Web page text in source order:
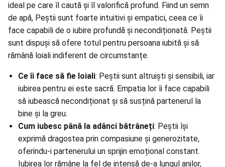
ideal pe care îl caută și îl valorifică profund. Fiind un semn
de apă, Peștii sunt foarte intuitivi și empatici, ceea ce îi
face capabili de o iubire profundă și necondiționată. Peștii
sunt dispuși să ofere totul pentru persoana iubită și să
rămână loiali indiferent de circumstanțe.
Ce îi face să fie loiali: Peștii sunt altruiști și sensibili, iar
iubirea pentru ei este sacră. Empatia lor îi face capabili
să iubească necondiționat și să susțină partenerul la
bine și la greu.
Cum iubesc până la adânci bătrâneți: Peștii își
exprimă dragostea prin compasiune și generozitate,
oferindu-i partenerului un sprijin emoțional constant.
Iubirea lor rămâne la fel de intensă de-a lungul anilor,